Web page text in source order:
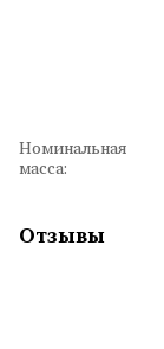
Номинальная
масса:
Отзывы